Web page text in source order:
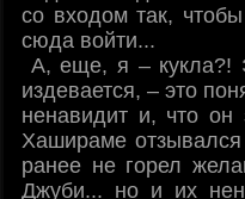
со входом так,
сюда войти...
А, еще, я – кукла?!
издевается, – это
ненавидит и, что
Хашираме
ранее не горел
Джуби... но и их